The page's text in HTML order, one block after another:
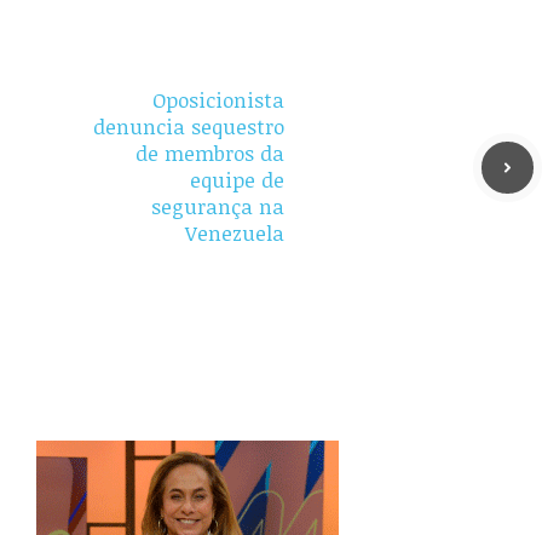
Oposicionista
denuncia sequestro
de membros da
equipe de
segurança na
Venezuela